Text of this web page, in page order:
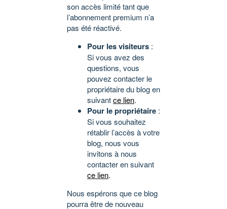
son accès limité tant que
l’abonnement premium n’a
pas été réactivé.
Pour les visiteurs :
Si vous avez des
questions, vous
pouvez contacter le
propriétaire du blog en
suivantce lien.
Pour le propriétaire :
Si vous souhaitez
rétablir l’accès à votre
blog, nous vous
invitons à nous
contacter en suivant
ce lien.
Nous espérons que ce blog
pourra être de nouveau